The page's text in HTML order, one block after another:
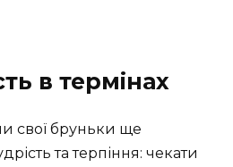
в термінах
свої бруньки ще
та терпіння: чекати